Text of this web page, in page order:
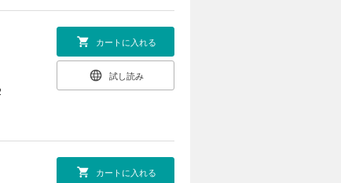
カートに入れる
試し読み
カートに入れる